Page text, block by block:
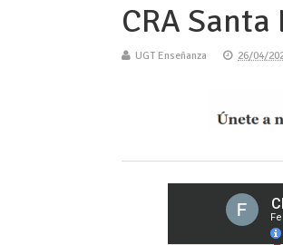
CRA
UGT Enseñanza 26/04/